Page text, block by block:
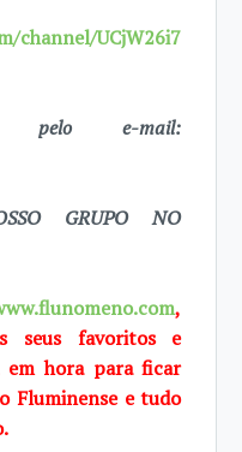
channel/UCjW26i7
pelo e-mail:
GRUPO NO
,
seus favoritos e
em hora para ficar
Fluminense e tudo